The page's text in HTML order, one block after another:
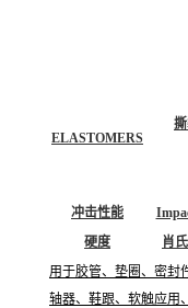
ELASTOMERS
冲击性能
硬度
肖
用于胶管、垫圈、密封
轴器、鞋跟、软触应用